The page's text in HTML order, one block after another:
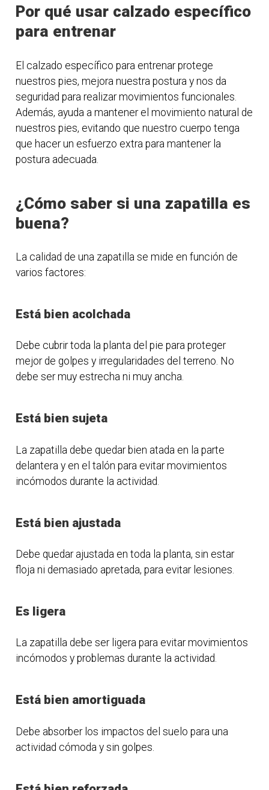
Por qué usar calzado específico
para entrenar
El calzado específico para entrenar protege
nuestros pies, mejora nuestra postura y nos da
seguridad para realizar movimientos funcionales.
Además, ayuda a mantener el movimiento natural de
nuestros pies, evitando que nuestro cuerpo tenga
que hacer un esfuerzo extra para mantener la
postura adecuada.
¿Cómo saber si una zapatilla es
buena?
La calidad de una zapatilla se mide en función de
varios factores:
Está bien acolchada
Debe cubrir toda la planta del pie para proteger
mejor de golpes y irregularidades del terreno. No
debe ser muy estrecha ni muy ancha.
Está bien sujeta
La zapatilla debe quedar bien atada en la parte
delantera y en el talón para evitar movimientos
incómodos durante la actividad.
Está bien ajustada
Debe quedar ajustada en toda la planta, sin estar
floja ni demasiado apretada, para evitar lesiones.
Es ligera
La zapatilla debe ser ligera para evitar movimientos
incómodos y problemas durante la actividad.
Está bien amortiguada
Debe absorber los impactos del suelo para una
actividad cómoda y sin golpes.